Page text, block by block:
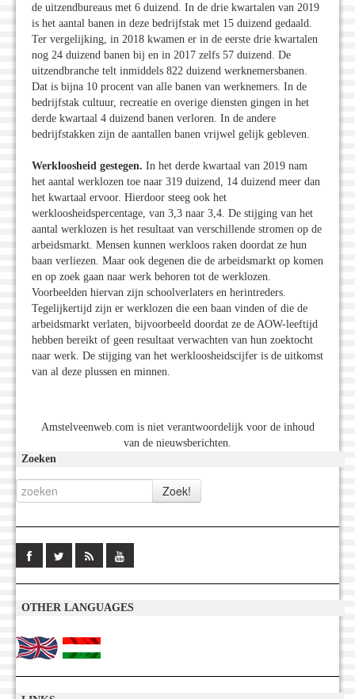
de uitzendbureaus met 6 duizend. In de drie kwartalen van 2019
is het aantal banen in deze bedrijfstak met 15 duizend gedaald.
Ter vergelijking, in 2018 kwamen er in de eerste drie kwartalen
nog 24 duizend banen bij en in 2017 zelfs 57 duizend. De
uitzendbranche telt inmiddels 822 duizend werknemersbanen.
Dat is bijna 10 procent van alle banen van werknemers. In de
bedrijfstak cultuur, recreatie en overige diensten gingen in het
derde kwartaal 4 duizend banen verloren. In de andere
bedrijfstakken zijn de aantallen banen vrijwel gelijk gebleven.
Werkloosheid gestegen. In het derde kwartaal van 2019 nam
het aantal werklozen toe naar 319 duizend, 14 duizend meer dan
het kwartaal ervoor. Hierdoor steeg ook het
werkloosheidspercentage, van 3,3 naar 3,4. De stijging van het
aantal werklozen is het resultaat van verschillende stromen op de
arbeidsmarkt. Mensen kunnen werkloos raken doordat ze hun
baan verliezen. Maar ook degenen die de arbeidsmarkt op komen
en op zoek gaan naar werk behoren tot de werklozen.
Voorbeelden hiervan zijn schoolverlaters en herintreders.
Tegelijkertijd zijn er werklozen die een baan vinden of die de
arbeidsmarkt verlaten, bijvoorbeeld doordat ze de AOW-leeftijd
hebben bereikt of geen resultaat verwachten van hun zoektocht
naar werk. De stijging van het werkloosheidscijfer is de uitkomst
van al deze plussen en minnen.
Amstelveenweb.com is niet verantwoordelijk voor de inhoud
van de nieuwsberichten.
Zoeken
OTHER LANGUAGES